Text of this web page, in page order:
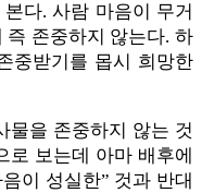
다. 사람 마음이 무거
즉 존중하지 않는다. 하
중받기를 몹시 희망한
물을 존중하지 않는 것
보는데 아마 배후에
이 성실한” 것과 반대